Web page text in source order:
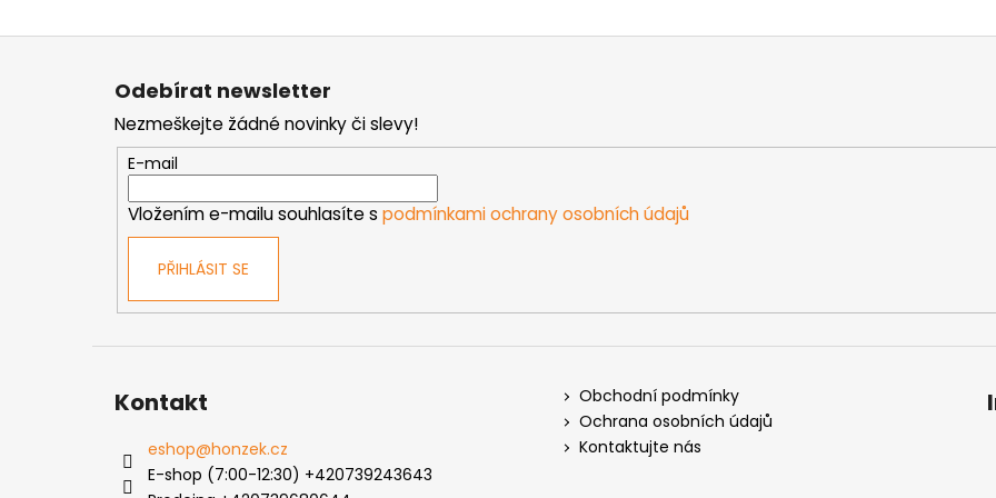
Z
Odebírat newsletter
Nezmeškejte žádné novinky či slevy!
E-mail
Vložením e-mailu souhlasíte s podmínkami ochrany osobních údajů
PŘIHLÁSIT SE
Kontakt
eshop@honzek.cz
E-shop (7:00-12:30) +420739243643
Obchodní podmínky
Ochrana osobních údajů
Kontaktujte nás